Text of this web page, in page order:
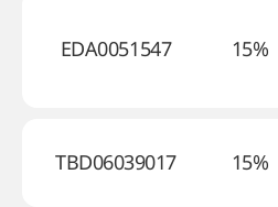
EDA0051547 15%
TBD06039017 15%